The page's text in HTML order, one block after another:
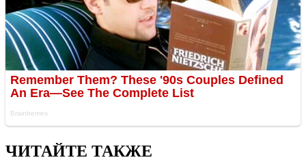
ЧИТАЙТЕ ТАКЖЕ